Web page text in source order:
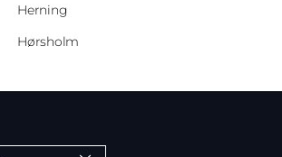
Herning
Hørsholm